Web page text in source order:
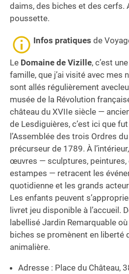
daims, des biches et des cerfs.
poussette.
Infos pratiques de
Le Domaine de Vizille, c’est
famille, que j’ai visité avec mes
sont allés régulièrement
musée de la Révolution
château du XVIIe siècle —
de Lesdiguières, c’est ici que
l’Assemblée des trois Ordres
précurseur de 1789. À
œuvres — sculptures, peintures,
estampes — retracent les
quotidienne et les grands
Les enfants peuvent
livret jeu disponible à l’accueil.
labellisé Jardin Remarquable
biches se promènent en liberté
animalière.
Adresse : Place du Château,